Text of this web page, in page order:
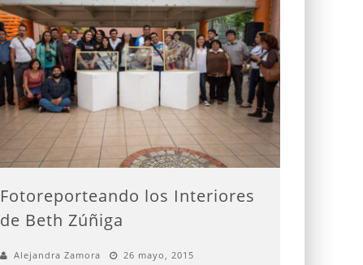
Fotoreporteando los Interiores
de Beth Zúñiga
Alejandra Zamora
26 mayo, 2015